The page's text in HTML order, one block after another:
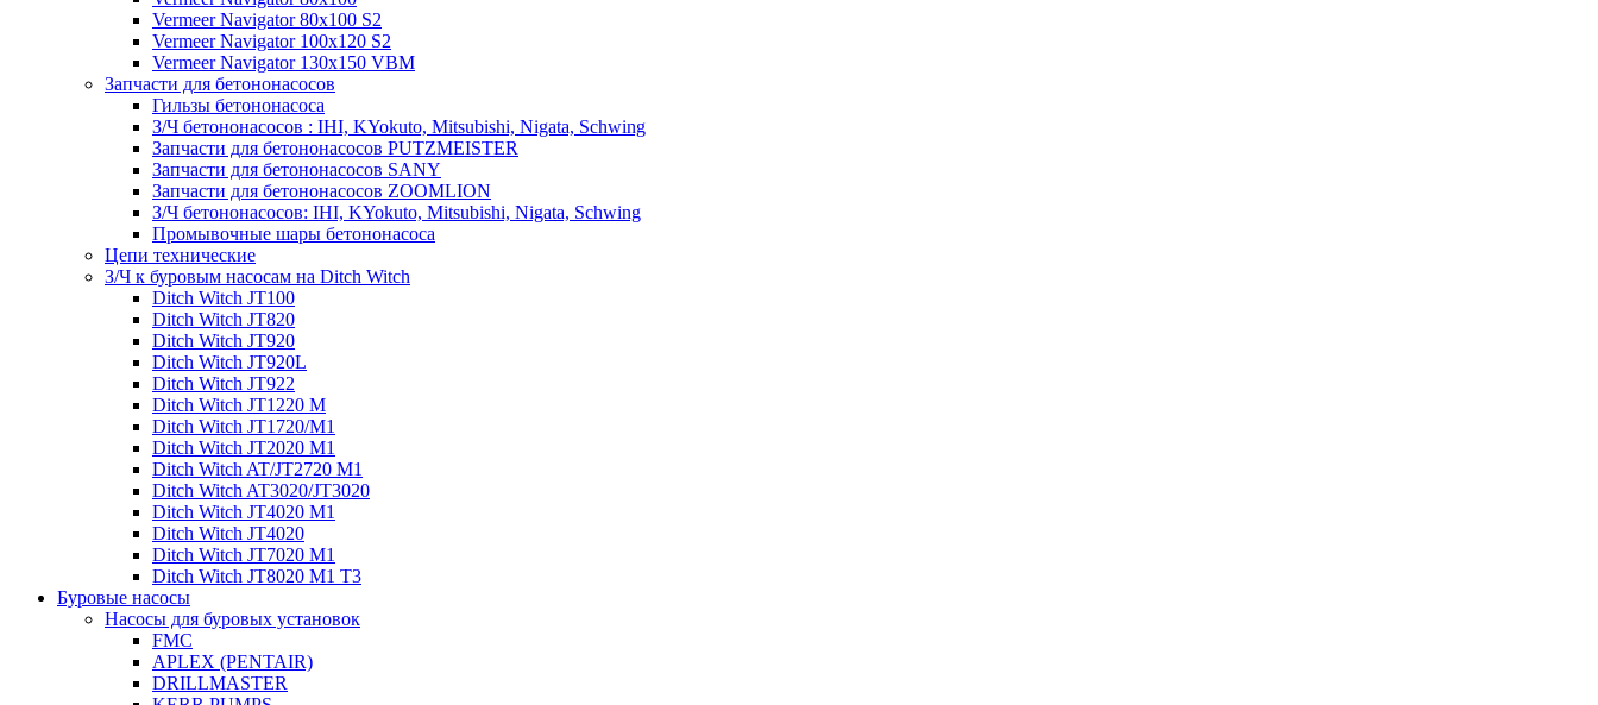
Vermeer Navigator 80x100 S2
Vermeer Navigator 100x120 S2
Vermeer Navigator 130x150 VBM
Запчасти для бетононасосов
Гильзы бетононасоса
З/Ч бетононасосов : IHI, KYokuto, Mitsubishi, Nigata, Schwing
Запчасти для бетононасосов PUTZMEISTER
Запчасти для бетононасосов SANY
Запчасти для бетононасосов ZOOMLION
З/Ч бетононасосов: IHI, KYokuto, Mitsubishi, Nigata, Schwing
Промывочные шары бетононасоса
Цепи технические
З/Ч к буровым насосам на Ditch Witch
Ditch Witch JT100
Ditch Witch JT820
Ditch Witch JT920
Ditch Witch JT920L
Ditch Witch JT922
Ditch Witch JT1220 M
Ditch Witch JT1720/M1
Ditch Witch JT2020 M1
Ditch Witch AT/JT2720 M1
Ditch Witch AT3020/JT3020
Ditch Witch JT4020 M1
Ditch Witch JT4020
Ditch Witch JT7020 M1
Ditch Witch JT8020 M1 T3
Буровые насосы
Насосы для буровых установок
FMC
APLEX (PENTAIR)
DRILLMASTER